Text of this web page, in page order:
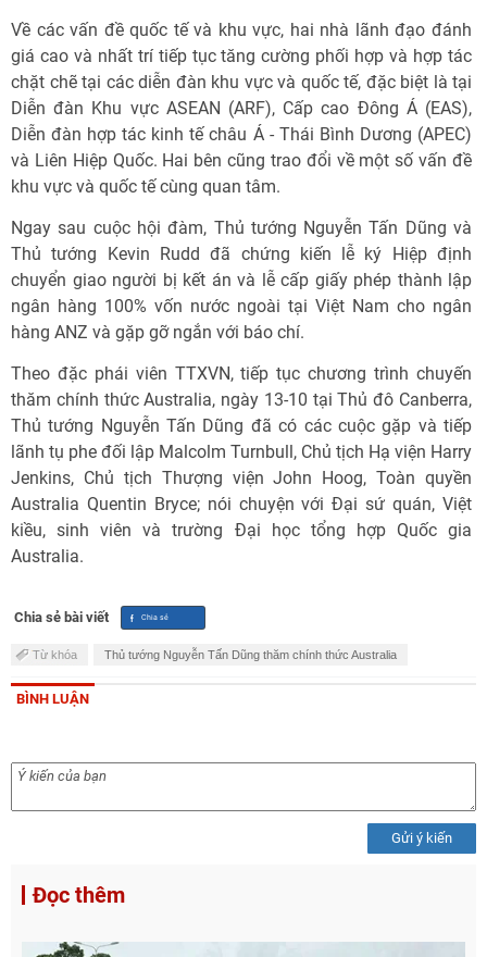
Về các vấn đề quốc tế và khu vực, hai nhà lãnh đạo đánh
giá cao và nhất trí tiếp tục tăng cường phối hợp và hợp tác
chặt chẽ tại các diễn đàn khu vực và quốc tế, đặc biệt là tại
Diễn đàn Khu vực ASEAN (ARF), Cấp cao Đông Á (EAS),
Diễn đàn hợp tác kinh tế châu Á - Thái Bình Dương (APEC)
và Liên Hiệp Quốc. Hai bên cũng trao đổi về một số vấn đề
khu vực và quốc tế cùng quan tâm.
Ngay sau cuộc hội đàm, Thủ tướng Nguyễn Tấn Dũng và
Thủ tướng Kevin Rudd đã chứng kiến lễ ký Hiệp định
chuyển giao người bị kết án và lễ cấp giấy phép thành lập
ngân hàng 100% vốn nước ngoài tại Việt Nam cho ngân
hàng ANZ và gặp gỡ ngắn với báo chí.
Theo đặc phái viên TTXVN, tiếp tục chương trình chuyến
thăm chính thức Australia, ngày 13-10 tại Thủ đô Canberra,
Thủ tướng Nguyễn Tấn Dũng đã có các cuộc gặp và tiếp
lãnh tụ phe đối lập Malcolm Turnbull, Chủ tịch Hạ viện Harry
Jenkins, Chủ tịch Thượng viện John Hoog, Toàn quyền
Australia Quentin Bryce; nói chuyện với Đại sứ quán, Việt
kiều, sinh viên và trường Đại học tổng hợp Quốc gia
Australia.
Chia sẻ bài viết
Từ khóa Thủ tướng Nguyễn Tấn Dũng thăm chính thức Australia
BÌNH LUẬN
Gửi ý kiến
Đọc thêm